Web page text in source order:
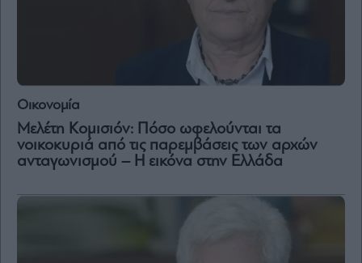
Οικονομία
Μελέτη Κομισιόν: Πόσο ωφελούνται τα
νοικοκυριά από τις παρεμβάσεις των αρχών
ανταγωνισμού – Η εικόνα στην Ελλάδα